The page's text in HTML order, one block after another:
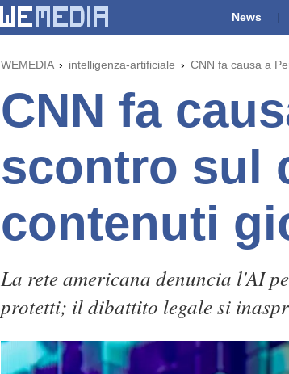
News
WEMEDIA intelligenza-artificiale CNN fa causa a
CNN fa
scontro sul
contenuti
La rete americana denuncia l'AI
protetti; il dibattito legale si